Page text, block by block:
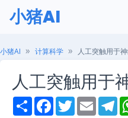
小猪AI
小猪AI 计算科学 人工突触用于
人工突触用于
S
h
F
a
T
w
E
m
T
e